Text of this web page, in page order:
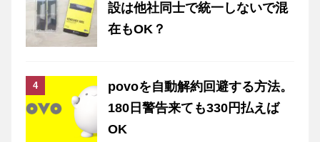
設は他社同士で統一しないで混
在もOK？
povoを自動解約回避する方法。
180日警告来ても330円払えば
OK